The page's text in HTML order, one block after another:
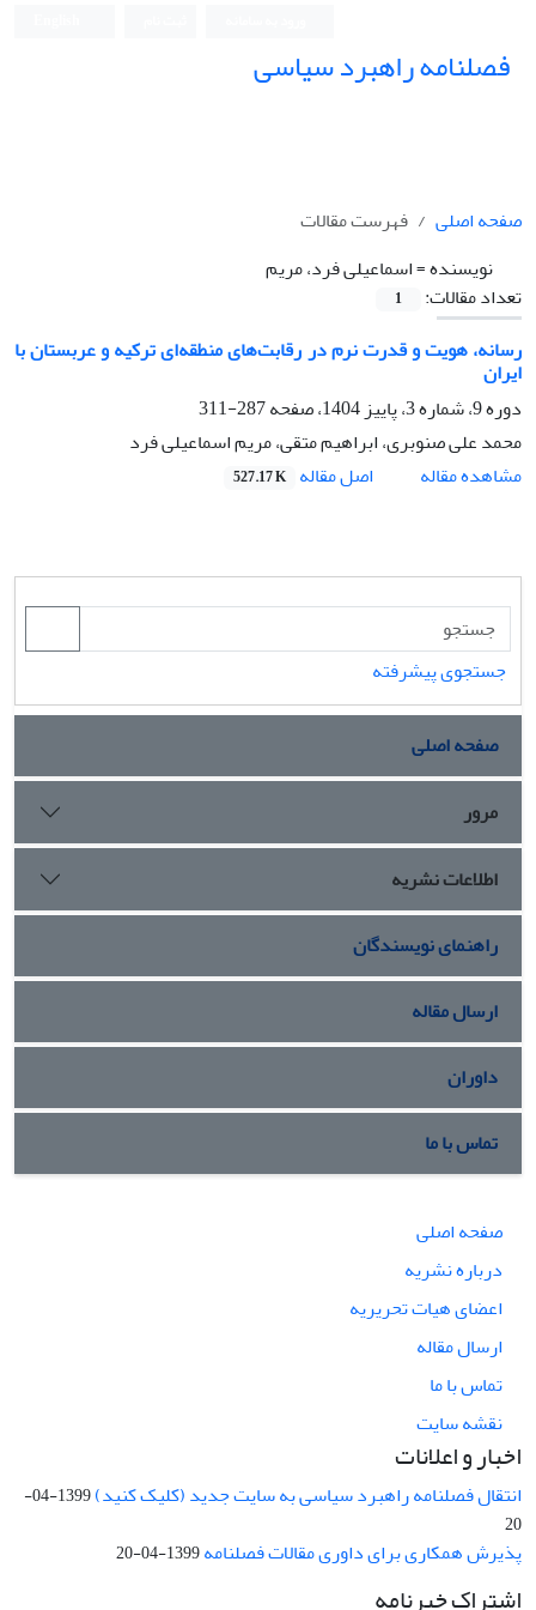
فصلنامه راهبرد سیاسی
صفحه اصلی
فهرست مقالات
نویسنده =اسماعیلی فرد، مریم
تعداد مقالات:
1
رسانه، هویت و قدرت نرم در رقابت‌های منطقه‌ای ترکیه و عربستان با
ایران
دوره 9، شماره 3، پاییز 1404، صفحه
287-311
محمد علی صنوبری، ابراهیم متقی، مریم اسماعیلی فرد
مشاهده مقاله
اصل مقاله 527.17 K
جستجوی پیشرفته
صفحه اصلی
مرور
اطلاعات نشریه
راهنمای نویسندگان
ارسال مقاله
داوران
تماس با ما
صفحه اصلی
درباره نشریه
اعضای هیات تحریریه
ارسال مقاله
تماس با ما
نقشه سایت
اخبار و اعلانات
انتقال فصلنامه راهبرد سیاسی به سایت جدید (کلیک کنید)
1399-04-
20
پذیرش همکاری برای داوری مقالات فصلنامه1399-04-20
اشتراک خبرنامه